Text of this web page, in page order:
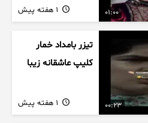
01:00
00:23
تیزر بامداد خمار
کلیپ عاشقانه زیبا